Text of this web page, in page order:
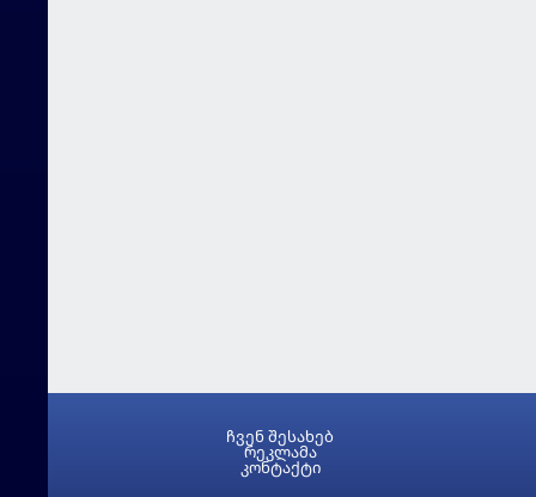
ჩვენ შესახებ
რეკლამა
კონტაქტი